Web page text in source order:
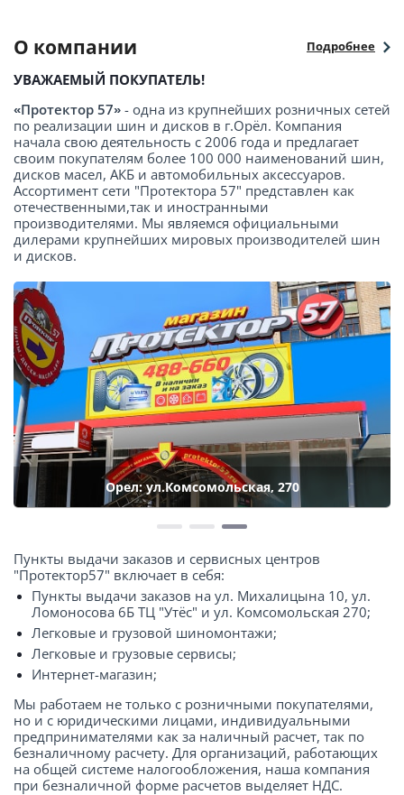
О компании Подробнее
Орел: ул.Комсомольская, 270
УВАЖАЕМЫЙ ПОКУПАТЕЛЬ!
«Протектор 57» - одна из крупнейших розничных сетей
по реализации шин и дисков в г.Орёл. Компания
начала свою деятельность с 2006 года и предлагает
своим покупателям более 100 000 наименований шин,
дисков масел, АКБ и автомобильных аксессуаров.
Ассортимент сети "Протектора 57" представлен как
отечественными,так и иностранными
производителями. Мы являемся официальными
дилерами крупнейших мировых производителей шин
и дисков.
Пункты выдачи заказов и сервисных центров
"Протектор57" включает в себя:
Пункты выдачи заказов на ул. Михалицына 10, ул.
Ломоносова 6Б ТЦ "Утёс" и ул. Комсомольская 270;
Легковые и грузовой шиномонтажи;
Легковые и грузовые сервисы;
Интернет-магазин;
Мы работаем не только с розничными покупателями,
но и с юридическими лицами, индивидуальными
предпринимателями как за наличный расчет, так по
безналичному расчету. Для организаций, работающих
на общей системе налогообложения, наша компания
при безналичной форме расчетов выделяет НДС.